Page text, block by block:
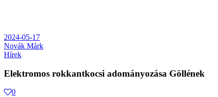
2024-05-17
Novák Márk
Hírek
Elektromos rokkantkocsi adományozása Göllének
0